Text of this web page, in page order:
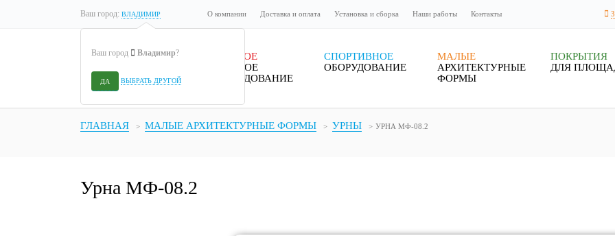
Ваш город: ВЛАДИМИР
Ваш город Владимир?
ДА ВЫБРАТЬ ДРУГОЙ
О компании Доставка и оплата Установка и сборка Наши работы Контакты
ДЕТСКОЕ
ИГРОВОЕ
ОБОРУДОВАНИЕ
СПОРТИВНОЕ
ОБОРУДОВАНИЕ
МАЛЫЕ
АРХИТЕКТУРНЫЕ
ФОРМЫ
ПОКРЫТИЯ
ДЛЯ
ГЛАВНАЯ МАЛЫЕ АРХИТЕКТУРНЫЕ ФОРМЫ УРНЫ УРНА МФ-08.2
Урна МФ-08.2